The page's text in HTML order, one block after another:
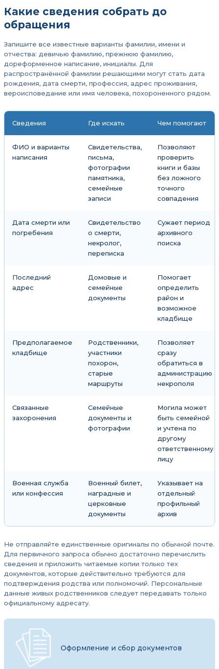
Какие сведения собрать до
обращения
Запишите все известные варианты фамилии, имени и
отчества: девичью фамилию, прежнюю фамилию,
дореформенное написание, инициалы. Для
распространённой фамилии решающими могут стать дата
рождения, дата смерти, профессия, адрес проживания,
вероисповедание или имя человека, похороненного рядом.
Сведения Где искать Чем помогают
ФИО и варианты
написания
Свидетельства,
письма,
фотографии
памятника,
семейные
записи
Позволяют
проверить
книги и базы
без ложного
точного
совпадения
Дата смерти или
погребения
Свидетельство
о смерти,
некролог,
переписка
Сужает период
архивного
поиска
Последний
адрес
Домовые и
семейные
документы
Помогает
определить
район и
возможное
кладбище
Предполагаемое
кладбище
Родственники,
участники
похорон,
старые
маршруты
Позволяет
сразу
обратиться в
администрацию
некрополя
Связанные
захоронения
Семейные
документы и
фотографии
Могила может
быть семейной
и учтена по
другому
ответственному
лицу
Военная служба
или конфессия
Военный билет,
наградные и
церковные
документы
Указывает на
отдельный
профильный
архив
Не отправляйте единственные оригиналы по обычной почте.
Для первичного запроса обычно достаточно перечислить
сведения и приложить читаемые копии только тех
документов, которые действительно требуются для
подтверждения родства или полномочий. Персональные
данные живых родственников следует передавать только
официальному адресату.
Оформление и сбор документов